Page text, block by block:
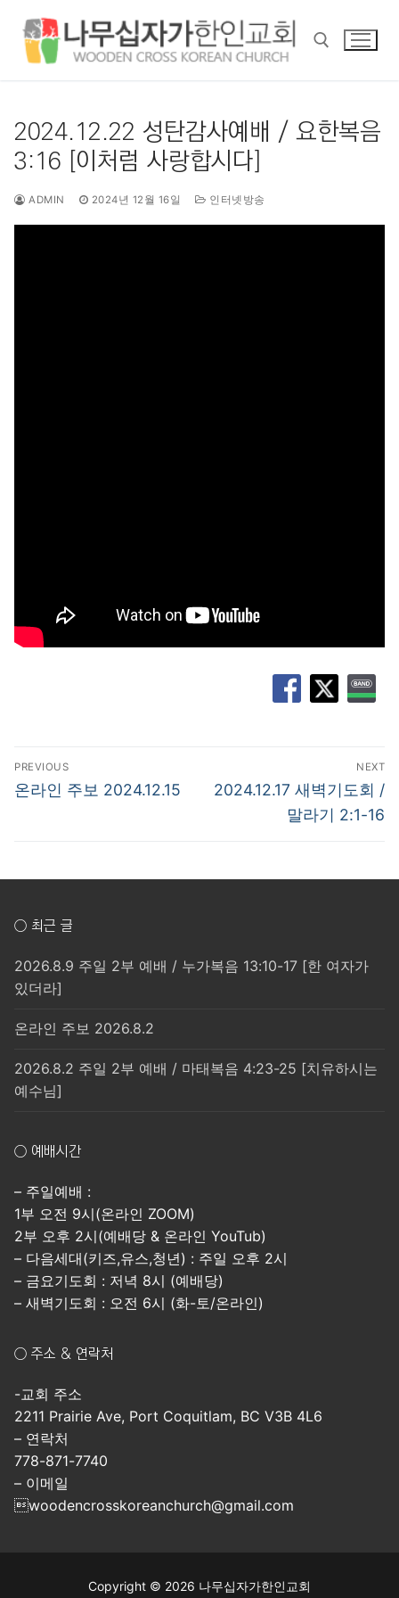
2024.12.22 성탄감사예배 / 요한복음
3:16 [이처럼 사랑합시다]
ADMIN 2024년 12월 16일 인터넷방송
글
탐
PREVIOUS
Previous
온라인 주보 2024.12.15
NEXT
Next
2024.12.17 새벽기도회 /
말라기 2:1-16
○ 최근 글
2026.8.9 주일 2부 예배 / 누가복음 13:10-17 [한 여자가
있더라]
온라인 주보 2026.8.2
2026.8.2 주일 2부 예배 / 마태복음 4:23-25 [치유하시는
예수님]
○ 예배시간
– 주일예배 :
1부 오전 9시(온라인 ZOOM)
2부 오후 2시(예배당 & 온라인 YouTub)
– 다음세대(키즈,유스,청년) : 주일 오후 2시
– 금요기도회 : 저녁 8시 (예배당)
– 새벽기도회 : 오전 6시 (화-토/온라인)
○ 주소 & 연락처
-교회 주소
2211 Prairie Ave, Port Coquitlam, BC V3B 4L6
– 연락처
778-871-7740
– 이메일
woodencrosskoreanchurch@gmail.com
Copyright © 2026 나무십자가한인교회